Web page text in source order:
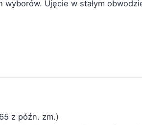
Ujęcie w stałym
z późn. zm.)